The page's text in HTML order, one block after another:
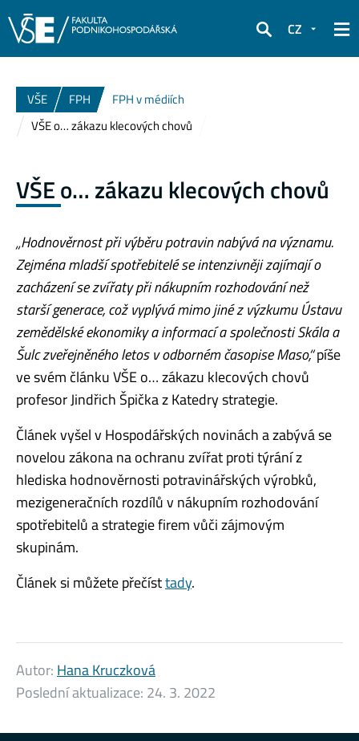
Hledat
CZ
VŠE FPH
FPH v médiích
VŠE o… zákazu klecových chovů
VŠE o… zákazu klecových chovů
„Hodnověrnost při výběru potravin nabývá na významu.
Zejména mladší spotřebitelé se intenzivněji zajímají o
zacházení se zvířaty při nákupním rozhodování než
starší generace, což vyplývá mimo jiné z výzkumu Ústavu
zemědělské ekonomiky a informací a společnosti Skála a
Šulc zveřejněného letos v odborném časopise Maso,“píše
ve svém článku VŠE o… zákazu klecových chovů
profesor Jindřich Špička z Katedry strategie.
Článek vyšel v Hospodářských novinách a zabývá se
novelou zákona na ochranu zvířat proti týrání z
hlediska hodnověrnosti potravinářských výrobků,
mezigeneračních rozdílů v nákupním rozhodování
spotřebitelů a strategie firem vůči zájmovým
skupinám.
Článek si můžete přečísttady.
Autor: Hana Kruczková
Poslední aktualizace: 24. 3. 2022